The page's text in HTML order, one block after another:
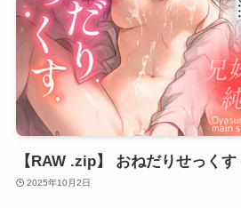
【RAW .zip】 おねだりせっくす
2025年10月2日